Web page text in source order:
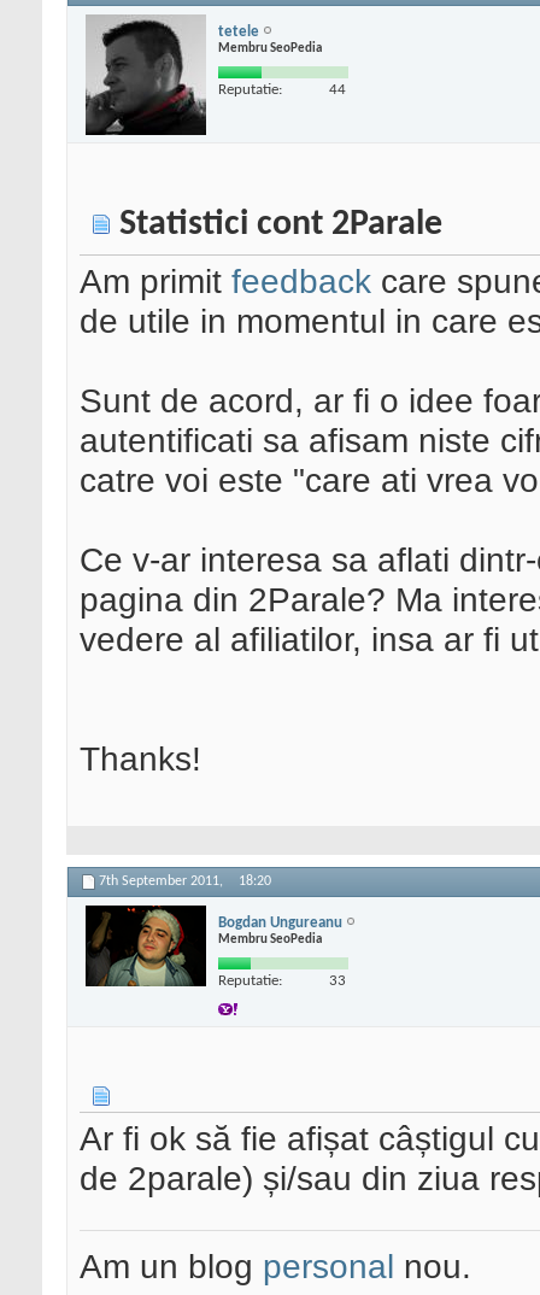
tetele
Membru SeoPedia
Reputatie: 44
Statistici cont 2Parale
Am primit feedback care
de utile in momentul in care
Sunt de acord, ar fi o idee
autentificati sa afisam niste
catre voi este "care ati vrea
Ce v-ar interesa sa aflati
pagina din 2Parale? Ma
vedere al afiliatilor, insa ar fi
Thanks!
7th September 2011, 18:20
Bogdan Ungureanu
Membru SeoPedia
Reputatie: 33
Ar fi ok să fie afișat câștigul
de 2parale) și/sau din ziua
Am un blog personal nou.